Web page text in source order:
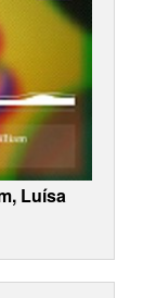
Luísa